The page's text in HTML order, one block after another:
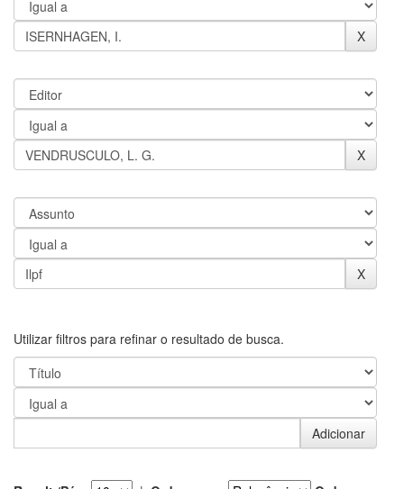
Utilizar filtros para refinar o resultado de busca.